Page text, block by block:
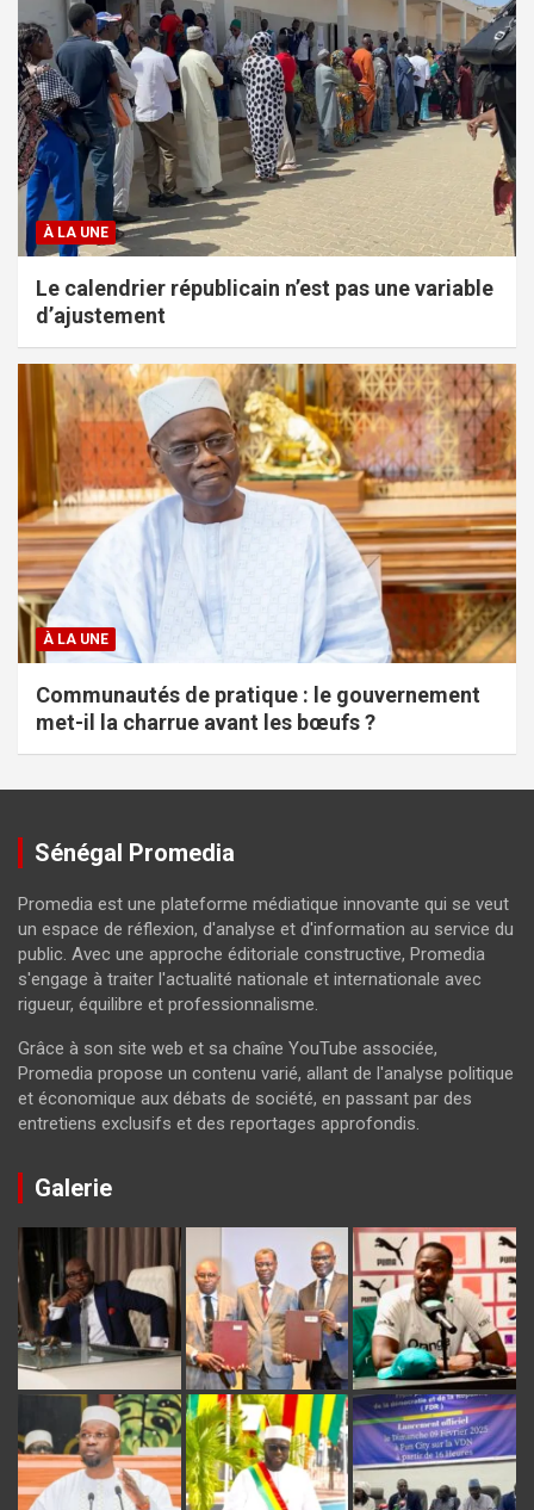
À LA UNE
Le calendrier républicain n’est pas une variable
d’ajustement
À LA UNE
Communautés de pratique : le gouvernement
met-il la charrue avant les bœufs ?
Sénégal Promedia
Promedia est une plateforme médiatique innovante qui se veut
un espace de réflexion, d'analyse et d'information au service du
public. Avec une approche éditoriale constructive, Promedia
s'engage à traiter l'actualité nationale et internationale avec
rigueur, équilibre et professionnalisme.
Grâce à son site web et sa chaîne YouTube associée,
Promedia propose un contenu varié, allant de l'analyse politique
et économique aux débats de société, en passant par des
entretiens exclusifs et des reportages approfondis.
Galerie